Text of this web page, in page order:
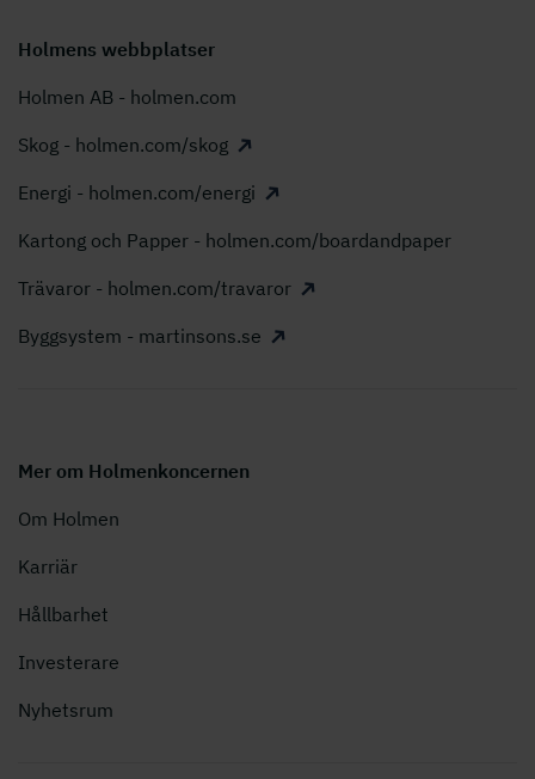
Holmens webbplatser
Holmen AB - holmen.com
Skog - holmen.com/skog
Energi - holmen.com/energi
Kartong och Papper - holmen.com/boardandpaper
Trävaror - holmen.com/travaror
Byggsystem - martinsons.se
Mer om Holmenkoncernen
Om Holmen
Karriär
Hållbarhet
Investerare
Nyhetsrum